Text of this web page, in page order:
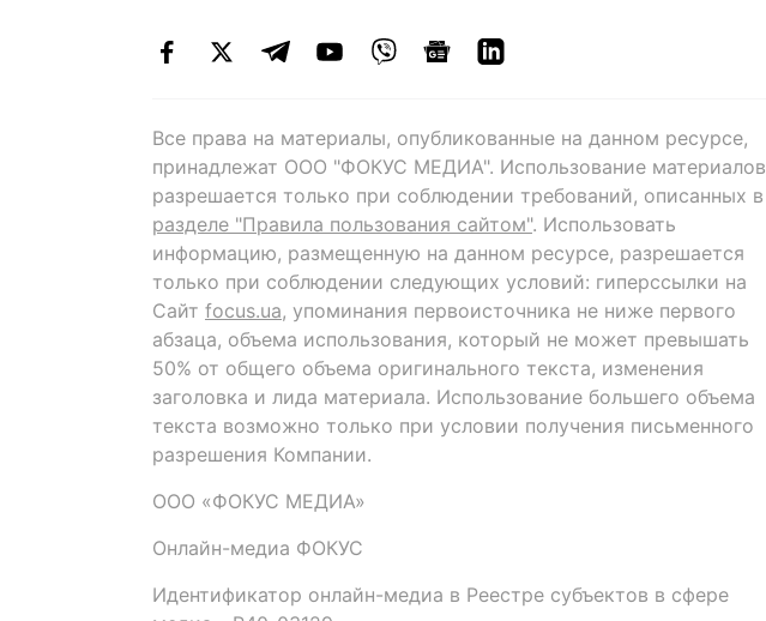
Все права на материалы, опубликованные на данном ресурсе,
принадлежат ООО "ФОКУС МЕДИА". Использование материалов
разрешается только при соблюдении требований, описанных в
разделе "Правила пользования сайтом". Использовать
информацию, размещенную на данном ресурсе, разрешается
только при соблюдении следующих условий: гиперссылки на
Сайт focus.ua, упоминания первоисточника не ниже первого
абзаца, объема использования, который не может превышать
50% от общего объема оригинального текста, изменения
заголовка и лида материала. Использование большего объема
текста возможно только при условии получения письменного
разрешения Компании.
ООО «ФОКУС МЕДИА»
Онлайн-медиа ФОКУС
Идентификатор онлайн-медиа в Реестре субъектов в сфере